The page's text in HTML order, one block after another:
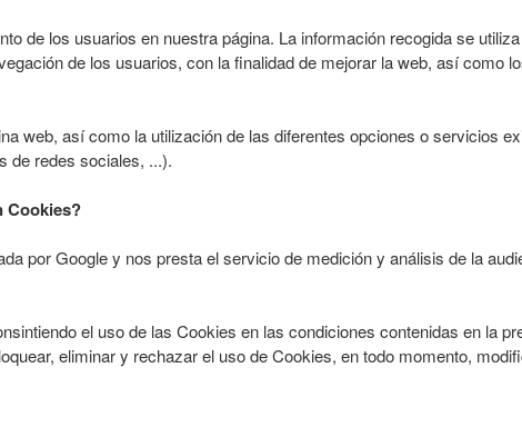
de los usuarios en nuestra página. La información recogida se
de los usuarios, con la finalidad de mejorar la web, así como
web, así como la utilización de las diferentes opciones o servicios
de redes sociales, ...).
Cookies?
por Google y nos presta el servicio de medición y análisis de la
el uso de las Cookies en las condiciones contenidas en la
eliminar y rechazar el uso de Cookies, en todo momento,